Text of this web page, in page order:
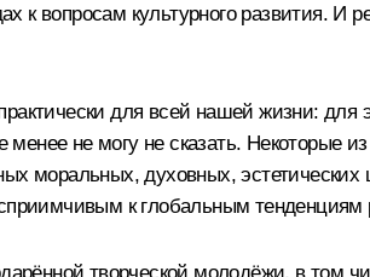
к вопросам культурного развития. И
для всей нашей жизни: для
не могу не сказать. Некоторые
моральных, духовных, эстетических
к глобальным тенденциям
творческой молодёжи, в том